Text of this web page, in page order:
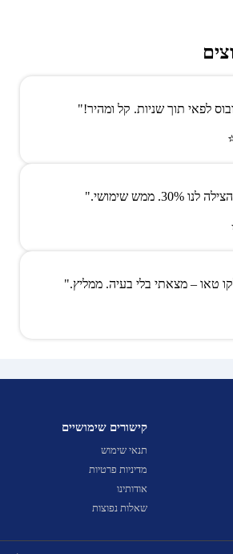
לפאי תוך שניות. קל ומהיר!"
ממש שימושי."
טאו – מצאתי בלי בעיה. ממליץ."
קישורים שימושיים
תנאי שימוש
מדיניות פרטיות
אודותינו
שאלות נפוצות